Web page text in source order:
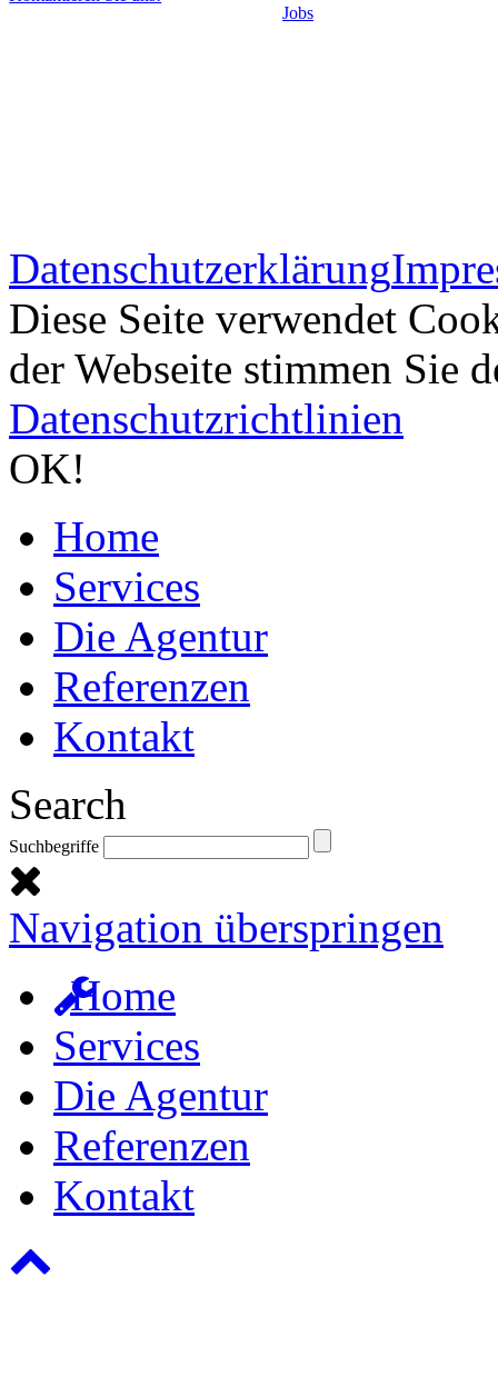
Jobs
Datenschutzerklärung
Diese Seite verwendet
der Webseite stimmen Sie
Datenschutzrichtlinien
OK!
Home
Services
Die Agentur
Referenzen
Kontakt
Search
Suchbegriffe
Navigation überspringen
Home
Services
Die Agentur
Referenzen
Kontakt